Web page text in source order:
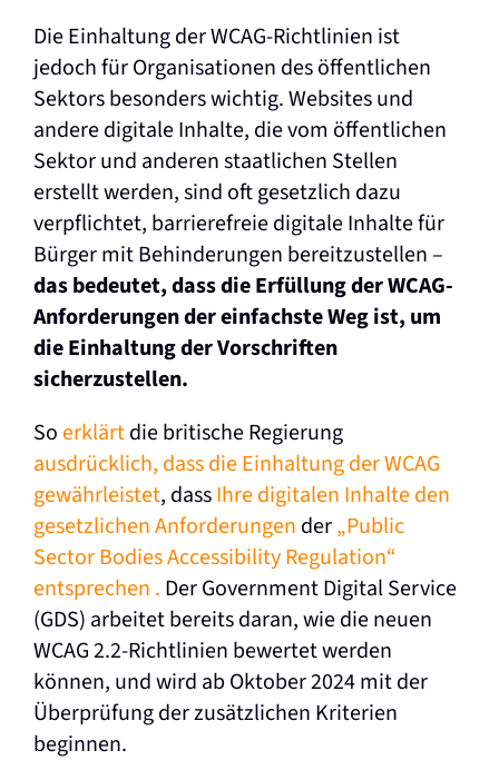
Die Einhaltung der WCAG-Richtlinien ist
jedoch für Organisationen des öffentlichen
Sektors besonders wichtig. Websites und
andere digitale Inhalte, die vom öffentlichen
Sektor und anderen staatlichen Stellen
erstellt werden, sind oft gesetzlich dazu
verpflichtet, barrierefreie digitale Inhalte für
Bürger mit Behinderungen bereitzustellen –
das bedeutet, dass die Erfüllung der WCAG-
Anforderungen der einfachste Weg ist, um
die Einhaltung der Vorschriften
sicherzustellen.
So erklärtdie britische Regierung
ausdrücklich, dass die Einhaltung der WCAG
gewährleistet, dassIhre digitalen Inhalte den
gesetzlichen Anforderungen der„Public
Sector Bodies Accessibility Regulation“
entsprechen . Der Government Digital Service
(GDS) arbeitet bereits daran, wie die neuen
WCAG 2.2-Richtlinien bewertet werden
können, und wird ab Oktober 2024 mit der
Überprüfung der zusätzlichen Kriterien
beginnen.